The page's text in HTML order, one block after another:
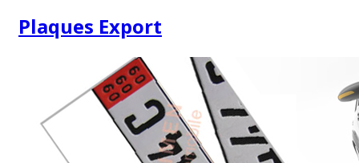
Plaques Export